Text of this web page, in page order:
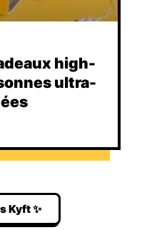
high-
ultra-
Kyft ✨